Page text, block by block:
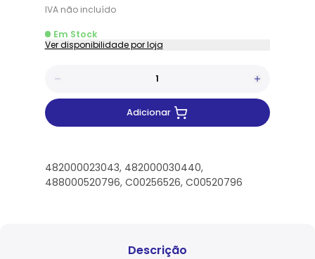
IVAnãoincluído
Em Stock
Ver disponibilidade por loja
Adicionar
482000023043, 482000030440,
488000520796, C00256526, C00520796
Descrição